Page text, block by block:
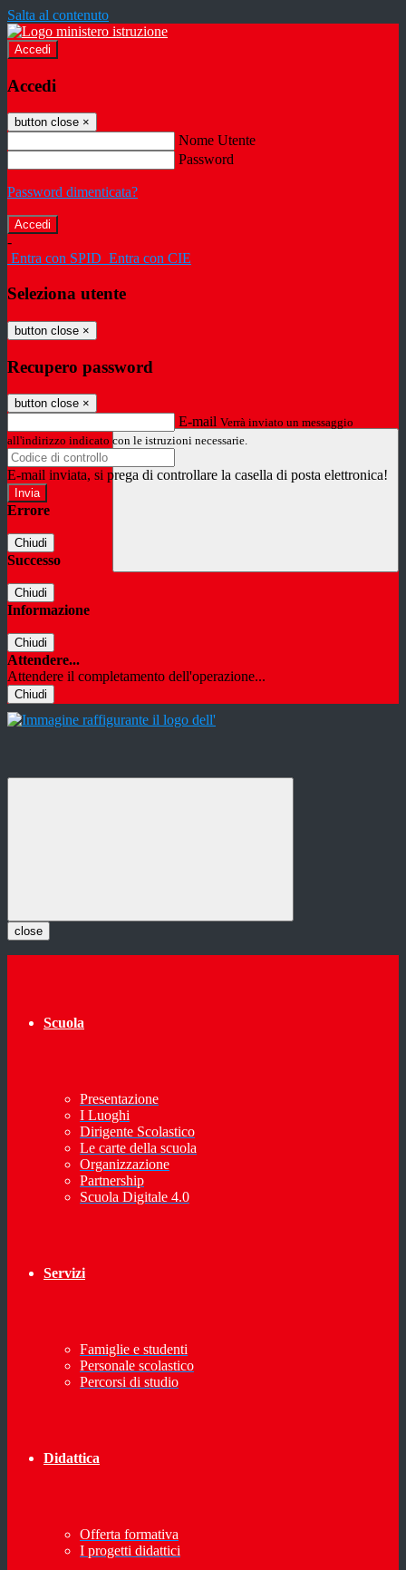
Salta al contenuto
Accedi
Accedi
button close ×
Nome Utente
Password
Password dimenticata?
-
Entra con SPID Entra con CIE
Seleziona utente
button close ×
Recupero password
button close ×
E-mail Verrà inviato un messaggio
all'indirizzo indicato con le istruzioni necessarie.
E-mail inviata, si prega di controllare la casella di posta elettronica!
Errore
Chiudi
Successo
Chiudi
Informazione
Chiudi
Attendere...
Attendere il completamento dell'operazione...
Chiudi
close
Scuola
Presentazione
I Luoghi
Dirigente Scolastico
Le carte della scuola
Organizzazione
Partnership
Scuola Digitale 4.0
Servizi
Famiglie e studenti
Personale scolastico
Percorsi di studio
Didattica
Offerta formativa
I progetti didattici